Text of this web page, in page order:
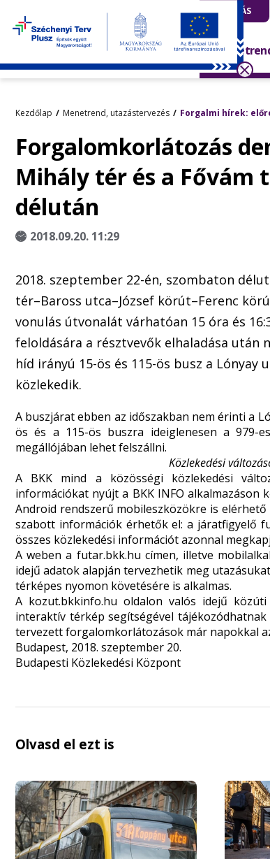
UTAZÁS
Kezdőlap Menetrend, utazástervezés Forgalmi hírek:
Forgalomkorlátozás
Mihály tér és a Fővám
délután
2018.09.20. 11:29
2018. szeptember 22-én, szombaton
tér–Baross utca–József körút–Ferenc
vonulás útvonalát várhatóan 15 óra és
feloldására a résztvevők elhaladása után
híd irányú 15-ös és 115-ös busz a
közlekedik.
A buszjárat ebben az időszakban nem érinti a
ös és a 115-ös buszra ideiglenesen a
megállójában lehet felszállni.
Közlekedési
A BKK mind a közösségi közlekedési
információkat nyújt a BKK INFO alkalmazáson
Android rendszerű mobileszközökre is
szabott információk érhetők el: a járatfigyelő
összes közlekedési információt azonnal
A weben a futar.bkk.hu címen, illetve
idejű adatok alapján tervezhetik meg
térképes nyomon követésére is alkalmas.
A kozut.bkkinfo.hu oldalon valós idejű
interaktív térkép segítségével
tervezett forgalomkorlátozások már napokkal
Budapest, 2018. szeptember 20.
Budapesti Közlekedési Központ
Olvasd el ezt is